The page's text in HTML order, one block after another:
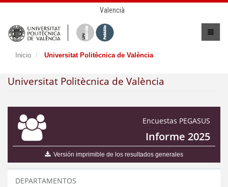
Valencià
Inicio Universitat Politècnica de València
Universitat Politècnica de València
Encuestas PEGASUS
Informe 2025
Versión imprimible de los resultados generales
DEPARTAMENTOS